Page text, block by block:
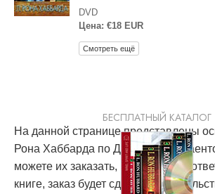
DVD
Цена: €18 EUR
Смотреть ещё
На данной странице представлены
Рона Хаббарда по Дианетике и
можете их заказать, кликнув по
книге, заказ будет сделан в
БЕСПЛАТНЫЙ КАТАЛОГ